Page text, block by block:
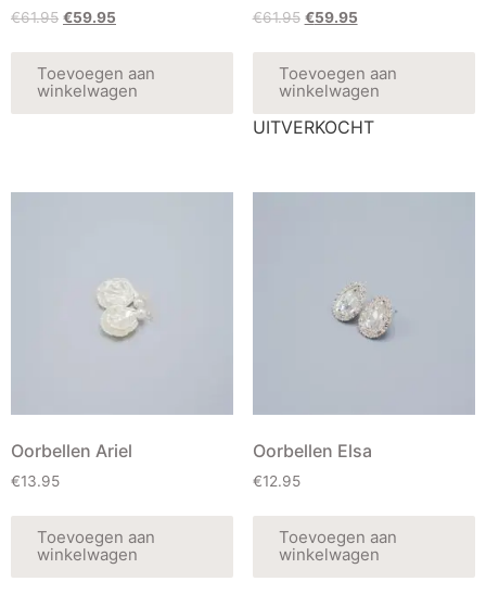
€61.95 €59.95
Toevoegen aan
winkelwagen
€61.95 €59.95
Toevoegen aan
winkelwagen
UITVERKOCHT
Oorbellen Ariel
€13.95
Toevoegen aan
winkelwagen
Oorbellen Elsa
€12.95
Toevoegen aan
winkelwagen